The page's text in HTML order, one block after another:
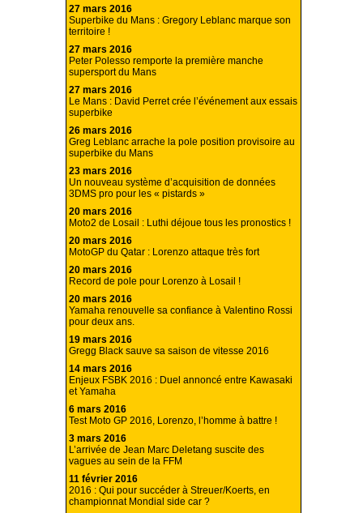
27 mars 2016
Superbike du Mans : Gregory Leblanc marque son
territoire !
27 mars 2016
Peter Polesso remporte la première manche
supersport du Mans
27 mars 2016
Le Mans : David Perret crée l’événement aux essais
superbike
26 mars 2016
Greg Leblanc arrache la pole position provisoire au
superbike du Mans
23 mars 2016
Un nouveau système d’acquisition de données
3DMS pro pour les « pistards »
20 mars 2016
Moto2 de Losail : Luthi déjoue tous les pronostics !
20 mars 2016
MotoGP du Qatar : Lorenzo attaque très fort
20 mars 2016
Record de pole pour Lorenzo à Losail !
20 mars 2016
Yamaha renouvelle sa confiance à Valentino Rossi
pour deux ans.
19 mars 2016
Gregg Black sauve sa saison de vitesse 2016
14 mars 2016
Enjeux FSBK 2016 : Duel annoncé entre Kawasaki
et Yamaha
6 mars 2016
Test Moto GP 2016, Lorenzo, l’homme à battre !
3 mars 2016
L’arrivée de Jean Marc Deletang suscite des
vagues au sein de la FFM
11 février 2016
2016 : Qui pour succéder à Streuer/Koerts, en
championnat Mondial side car ?